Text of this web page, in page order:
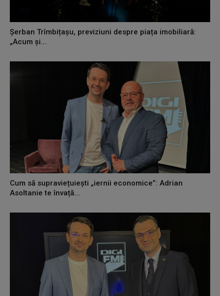
Șerban Trîmbițașu, previziuni despre piața imobiliară:
„Acum și...
Cum să supraviețuiești „iernii economice”: Adrian
Asoltanie te învață...